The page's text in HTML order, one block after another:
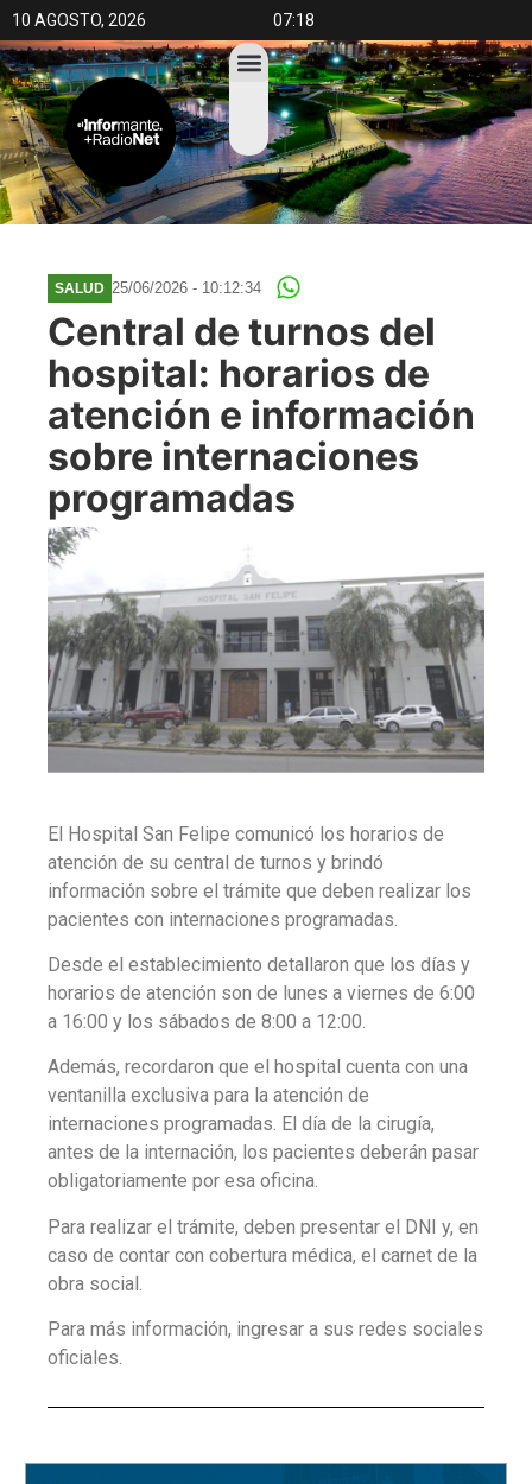
10 AGOSTO, 2026 07:18
SALUD 25/06/2026 - 10:12:34
Central de turnos del
hospital: horarios de
atención e información
sobre internaciones
programadas
El Hospital San Felipe comunicó los horarios de
atención de su central de turnos y brindó
información sobre el trámite que deben realizar los
pacientes con internaciones programadas.
Desde el establecimiento detallaron que los días y
horarios de atención son de lunes a viernes de 6:00
a 16:00 y los sábados de 8:00 a 12:00.
Además, recordaron que el hospital cuenta con una
ventanilla exclusiva para la atención de
internaciones programadas. El día de la cirugía,
antes de la internación, los pacientes deberán pasar
obligatoriamente por esa oficina.
Para realizar el trámite, deben presentar el DNI y, en
caso de contar con cobertura médica, el carnet de la
obra social.
Para más información, ingresar a sus redes sociales
oficiales.